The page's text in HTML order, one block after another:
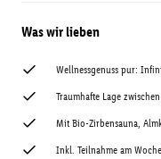
Was wir lieben
Wellnessgenuss pur:
Traumhafte Lage
Mit Bio-Zirbensauna,
Inkl. Teilnahme am